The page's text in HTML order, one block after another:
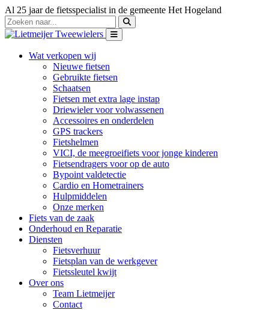
Al 25 jaar de fietsspecialist in de gemeente Het Hogeland
Wat verkopen wij
Nieuwe fietsen
Gebruikte fietsen
Schaatsen
Fietsen met extra lage instap
Driewieler voor volwassenen
Accessoires en onderdelen
GPS trackers
Fietshelmen
VICI, de meegroeifiets voor jonge kinderen
Fietsendragers voor op de auto
Bypoint valdetectie
Cardio en Hometrainers
Hulpmiddelen
Onze merken
Fiets van de zaak
Onderhoud en Reparatie
Diensten
Fietsverhuur
Fietsplan van de werkgever
Fietssleutel kwijt
Over ons
Team Lietmeijer
Contact